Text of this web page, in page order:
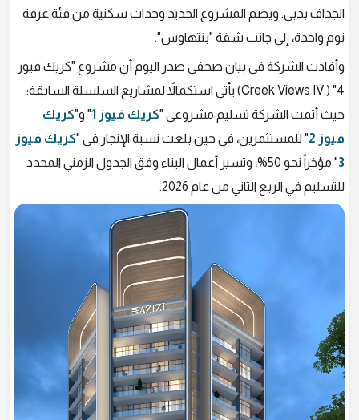
الجداف بدبي. ويضم المشروع الجديد وحدات سكنية من فئة غرفة
نوم واحدة، إلى جانب شقة "بنتهاوس".
وأفادت الشركة في بيان صحفي صدر اليوم أن مشروع "كريك فيوز
4" ( Creek Views IV) يأتي استكمالاً لمشاريع السلسلة السابقة؛
حيث أتمت الشركة تسليم مشروعي "كريك فيوز 1 " و"كريك
فيوز 2
" للمستثمرين، في حين بلغت نسبة الإنجاز في "كريك فيوز
3
" مؤخراً نحو 50%، وتسير أعمال البناء وفق الجدول الزمني المحدد
للتسليم في الربع الثاني من عام 2026.